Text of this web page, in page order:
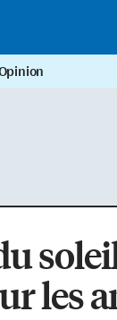
les